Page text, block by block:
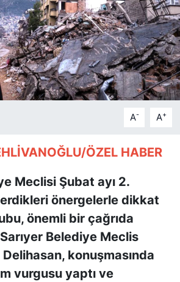
A- A+
ÖZEL HABER
Meclisi Şubat ayı 2.
önergelerle dikkat
önemli bir çağrıda
Belediye Meclis
konuşmasında
vurgusu yaptı ve
BARIŞI
HABERİ
DÜNYA GÜNDEMİ